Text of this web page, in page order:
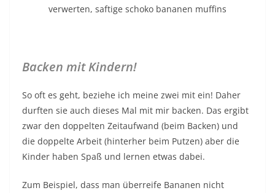
Backen mit Kindern!
So oft es geht, beziehe ich meine zwei mit ein! Daher
durften sie auch dieses Mal mit mir backen. Das ergibt
zwar den doppelten Zeitaufwand (beim Backen) und
die doppelte Arbeit (hinterher beim Putzen) aber die
Kinder haben Spaß und lernen etwas dabei.
Zum Beispiel, dass man überreife Bananen nicht